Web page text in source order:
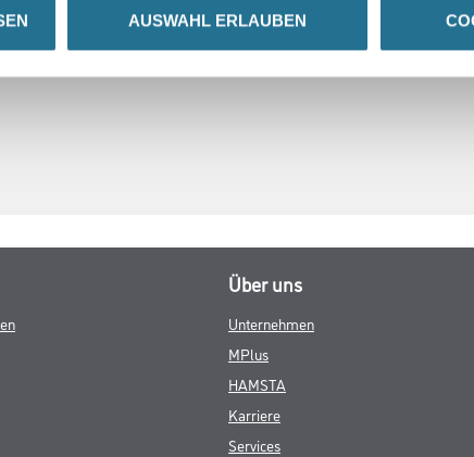
AUSWAHL ERLAUBEN
Über uns
Unternehmen
MPlus
HAMSTA
Karriere
Services